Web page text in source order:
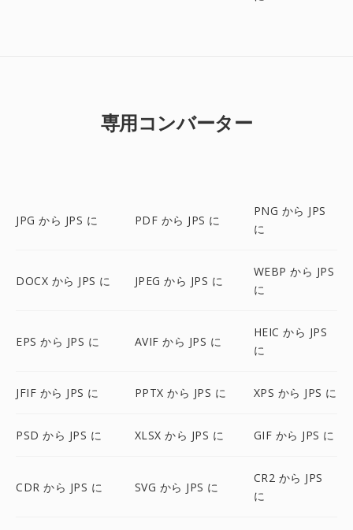
専用コンバーター
JPG から JPS に PDF から JPS に
PNG から JPS
に
DOCX から JPS に JPEG から JPS に
WEBP から JPS
に
EPS から JPS に AVIF から JPS に
HEIC から JPS
に
JFIF から JPS に PPTX から JPS に XPS から JPS に
PSD から JPS に XLSX から JPS に GIF から JPS に
CDR から JPS に SVG から JPS に
CR2 から JPS
に